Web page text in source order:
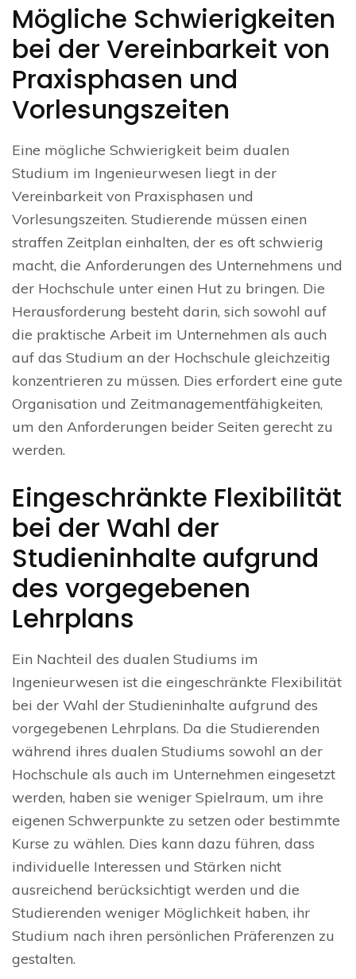
Mögliche Schwierigkeiten
bei der Vereinbarkeit von
Praxisphasen und
Vorlesungszeiten
Eine mögliche Schwierigkeit beim dualen
Studium im Ingenieurwesen liegt in der
Vereinbarkeit von Praxisphasen und
Vorlesungszeiten. Studierende müssen einen
straffen Zeitplan einhalten, der es oft schwierig
macht, die Anforderungen des Unternehmens und
der Hochschule unter einen Hut zu bringen. Die
Herausforderung besteht darin, sich sowohl auf
die praktische Arbeit im Unternehmen als auch
auf das Studium an der Hochschule gleichzeitig
konzentrieren zu müssen. Dies erfordert eine gute
Organisation und Zeitmanagementfähigkeiten,
um den Anforderungen beider Seiten gerecht zu
werden.
Eingeschränkte Flexibilität
bei der Wahl der
Studieninhalte aufgrund
des vorgegebenen
Lehrplans
Ein Nachteil des dualen Studiums im
Ingenieurwesen ist die eingeschränkte Flexibilität
bei der Wahl der Studieninhalte aufgrund des
vorgegebenen Lehrplans. Da die Studierenden
während ihres dualen Studiums sowohl an der
Hochschule als auch im Unternehmen eingesetzt
werden, haben sie weniger Spielraum, um ihre
eigenen Schwerpunkte zu setzen oder bestimmte
Kurse zu wählen. Dies kann dazu führen, dass
individuelle Interessen und Stärken nicht
ausreichend berücksichtigt werden und die
Studierenden weniger Möglichkeit haben, ihr
Studium nach ihren persönlichen Präferenzen zu
gestalten.